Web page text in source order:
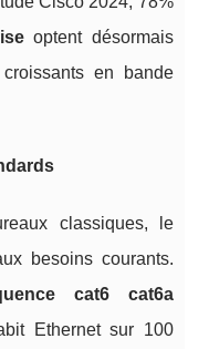
optent désormais
en bande
classiques, le
besoins courants.
cat6 cat6a
Ethernet sur 100